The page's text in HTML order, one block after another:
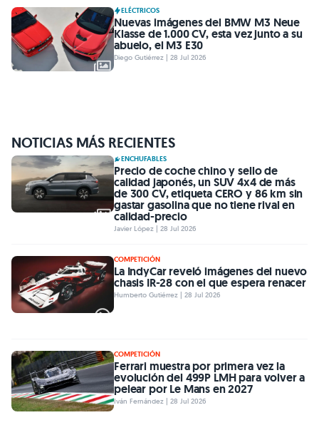
ELÉCTRICOS
Nuevas imágenes del BMW M3 Neue
Klasse de 1.000 CV, esta vez junto a su
abuelo, el M3 E30
Diego Gutiérrez | 28 Jul 2026
NOTICIAS MÁS RECIENTES
ENCHUFABLES
Precio de coche chino y sello de
calidad japonés, un SUV 4x4 de más
de 300 CV, etiqueta CERO y 86 km sin
gastar gasolina que no tiene rival en
calidad-precio
Javier López | 28 Jul 2026
COMPETICIÓN
La IndyCar reveló imágenes del nuevo
chasis IR-28 con el que espera renacer
Humberto Gutiérrez | 28 Jul 2026
COMPETICIÓN
Ferrari muestra por primera vez la
evolución del 499P LMH para volver a
pelear por Le Mans en 2027
Iván Fernández | 28 Jul 2026